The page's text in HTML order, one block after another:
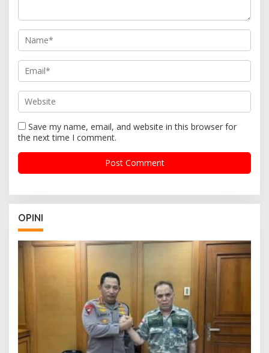
Save my name, email, and website in this browser for
the next time I comment.
OPINI